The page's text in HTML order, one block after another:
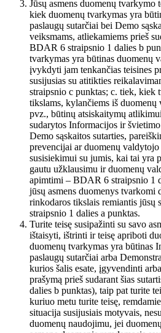
Jūsų asmens duomenų tvarkymo
kiek duomenų tvarkymas yra
paslaugų sutarčiai bei Demo
veiksmams, atliekamiems prieš
BDAR 6 straipsnio 1 dalies b
tvarkymas yra būtinas duomenų
įvykdyti jam tenkančias teisines
susijusias su atitikties
straipsnio c punktas; c. tiek, kiek
tikslams, kylančiems iš duomenų
pvz., būtinų atsiskaitymų
sudarytos Informacijos ir
Demo sąskaitos sutarties,
prevencijai ar duomenų
susisiekimui su jumis, kai tai yra
gautu užklausimu ir duomenų
apimtimi – BDAR 6 straipsnio 1
jūsų asmens duomenys tvarkomi
rinkodaros tikslais remiantis
straipsnio 1 dalies a punktas.
Turite teisę susipažinti su savo
ištaisyti, ištrinti ir teisę apriboti
duomenų tvarkymas yra būtinas
paslaugų sutarčiai arba
kurios šalis esate, įgyvendinti
prašymą prieš sudarant šias
dalies b punktas), taip pat turite
kuriuo metu turite teisę,
situacija susijusiais motyvais,
duomenų naudojimu, jei